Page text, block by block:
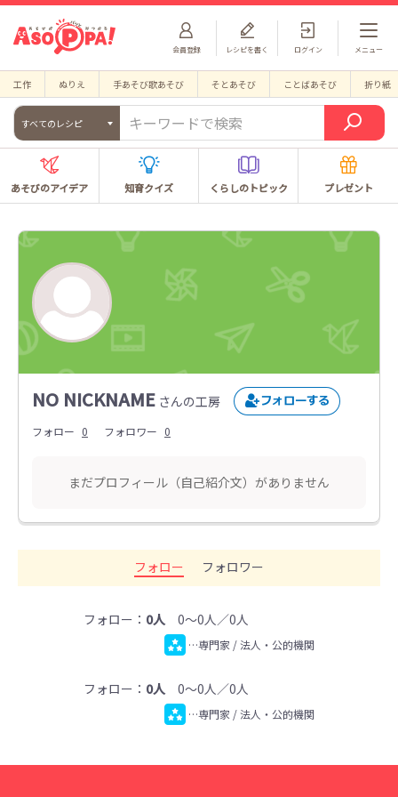
会員登録 ログイン
レシピを書く メニュー
工作 ぬりえ 手あそび歌あそび そとあそび ことばあそび 折り紙
すべてのレシピ
あそびのアイデア 知育クイズ くらしのトピック プレゼント
NO NICKNAME さんの工房
フォロー 0 フォロワー 0
まだプロフィール（自己紹介文）がありません
フォロー フォロワー
フォロー： 0人0～0人／0人
…専門家 / 法人・公的機関
フォロー： 0人0～0人／0人
…専門家 / 法人・公的機関